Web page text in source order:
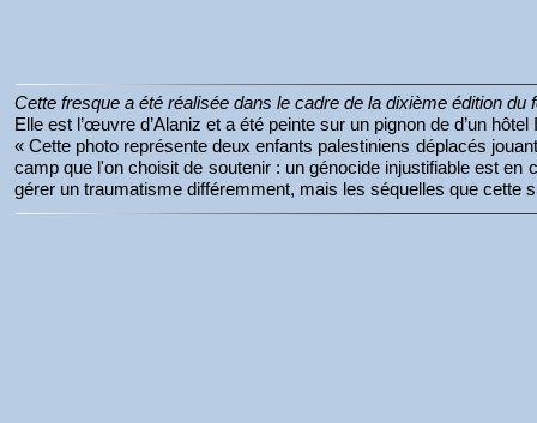
Cette fresque a été réalisée dans le cadre de la dixième édition
Elle est l’œuvre d’Alaniz et a été peinte sur un pignon de d’un
« Cette photo représente deux enfants palestiniens déplacés
camp que l'on choisit de soutenir : un génocide injustifiable est
gérer un traumatisme différemment, mais les séquelles que cette